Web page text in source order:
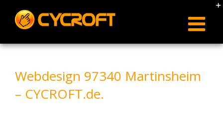
content
Webdesign 97340 Martinsheim
– CYCROFT.de.